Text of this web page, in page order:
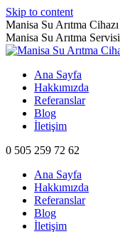
Skip to content
Manisa Su Arıtma Cihazı
Manisa Su Arıtma Servisi
Ana Sayfa
Hakkımızda
Referanslar
Blog
İletişim
0 505 259 72 62
Ana Sayfa
Hakkımızda
Referanslar
Blog
İletişim